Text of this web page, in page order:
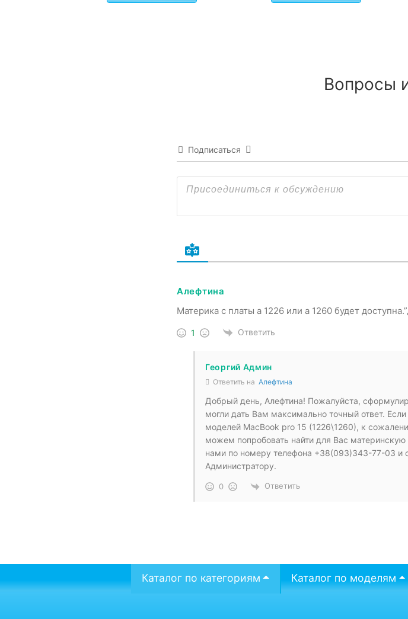
Вопросы
Подписаться
Алефтина
Материка с платы а 1226 или а 1260 будет
1 Ответить
Георгий Админ
Ответить на Алефтина
Добрый день, Алефтина! Пожалуйста,
могли дать Вам максимально точный ответ.
моделей MacBook pro 15 (1226\1260), к
можем попробовать найти для Вас материнскую
нами по номеру телефона +38(093)343-77-03 и
Администратору.
0 Ответить
Каталог по категориям Каталог по моделям